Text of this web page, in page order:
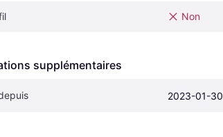
Non
supplémentaires
2023-01-30